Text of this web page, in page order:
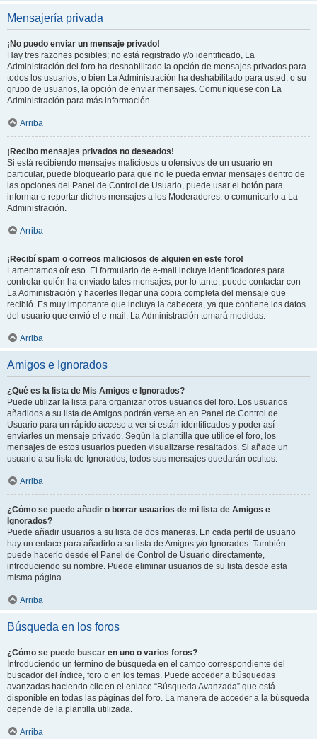
Mensajería privada
¡No puedo enviar un mensaje privado!
Hay tres razones posibles; no está registrado y/o identificado, La
Administración del foro ha deshabilitado la opción de mensajes privados para
todos los usuarios, o bien La Administración ha deshabilitado para usted, o su
grupo de usuarios, la opción de enviar mensajes. Comuníquese con La
Administración para más información.
Arriba
¡Recibo mensajes privados no deseados!
Si está recibiendo mensajes maliciosos u ofensivos de un usuario en
particular, puede bloquearlo para que no le pueda enviar mensajes dentro de
las opciones del Panel de Control de Usuario, puede usar el botón para
informar o reportar dichos mensajes a los Moderadores, o comunicarlo a La
Administración.
Arriba
¡Recibí spam o correos maliciosos de alguien en este foro!
Lamentamos oír eso. El formulario de e-mail incluye identificadores para
controlar quién ha enviado tales mensajes, por lo tanto, puede contactar con
La Administración y hacerles llegar una copia completa del mensaje que
recibió. Es muy importante que incluya la cabecera, ya que contiene los datos
del usuario que envió el e-mail. La Administración tomará medidas.
Arriba
Amigos e Ignorados
¿Qué es la lista de Mis Amigos e Ignorados?
Puede utilizar la lista para organizar otros usuarios del foro. Los usuarios
añadidos a su lista de Amigos podrán verse en en Panel de Control de
Usuario para un rápido acceso a ver si están identificados y poder así
enviarles un mensaje privado. Según la plantilla que utilice el foro, los
mensajes de estos usuarios pueden visualizarse resaltados. Si añade un
usuario a su lista de Ignorados, todos sus mensajes quedarán ocultos.
Arriba
¿Cómo se puede añadir o borrar usuarios de mi lista de Amigos e
Ignorados?
Puede añadir usuarios a su lista de dos maneras. En cada perfil de usuario
hay un enlace para añadirlo a su lista de Amigos y/o Ignorados. También
puede hacerlo desde el Panel de Control de Usuario directamente,
introduciendo su nombre. Puede eliminar usuarios de su lista desde esta
misma página.
Arriba
Búsqueda en los foros
¿Cómo se puede buscar en uno o varios foros?
Introduciendo un término de búsqueda en el campo correspondiente del
buscador del índice, foro o en los temas. Puede acceder a búsquedas
avanzadas haciendo clic en el enlace “Búsqueda Avanzada” que está
disponible en todas las páginas del foro. La manera de acceder a la búsqueda
depende de la plantilla utilizada.
Arriba